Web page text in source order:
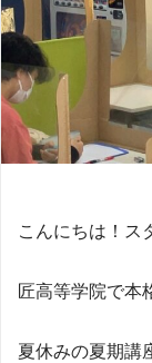
こんにちは！ス
匠高等学院で本
夏休みの夏期講